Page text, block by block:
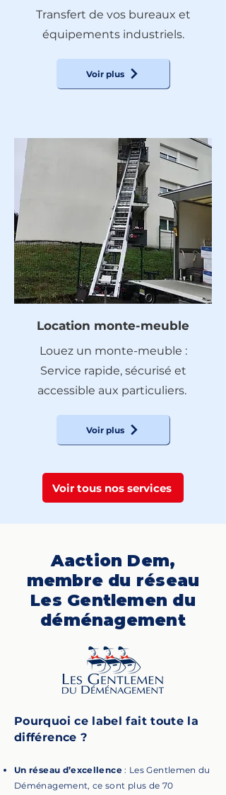
Transfert de vos bureaux et
équipements industriels.
Voir plus
Location monte-meuble
Louez un monte-meuble :
Service rapide, sécurisé et
accessible aux particuliers.
Voir plus
Voir tous nos services
Aaction Dem,
membre du réseau
Les Gentlemen du
déménagement
Pourquoi ce label fait toute la
différence ?
Un réseau d’excellence: Les Gentlemen du
Déménagement, ce sont plus de 70